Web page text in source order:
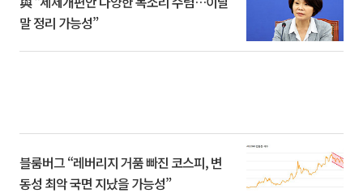
말 정리 가능성”
블룸버그 “레버리지 거품 빠진 코스피, 변
동성 최악 국면 지났을 가능성”